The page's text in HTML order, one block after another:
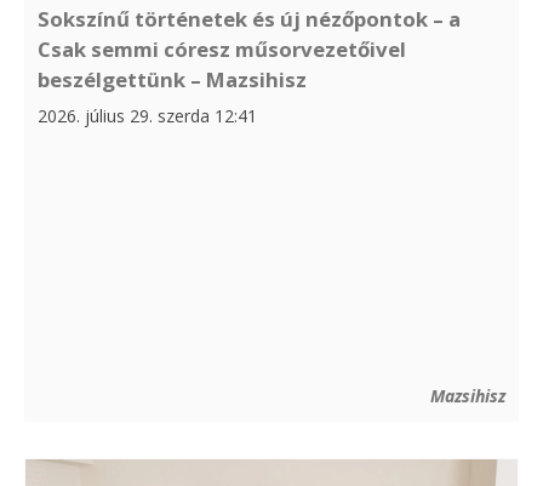
Sokszínű történetek és új nézőpontok – a
Csak semmi córesz műsorvezetőivel
beszélgettünk – Mazsihisz
2026. július 29. szerda 12:41
Mazsihisz